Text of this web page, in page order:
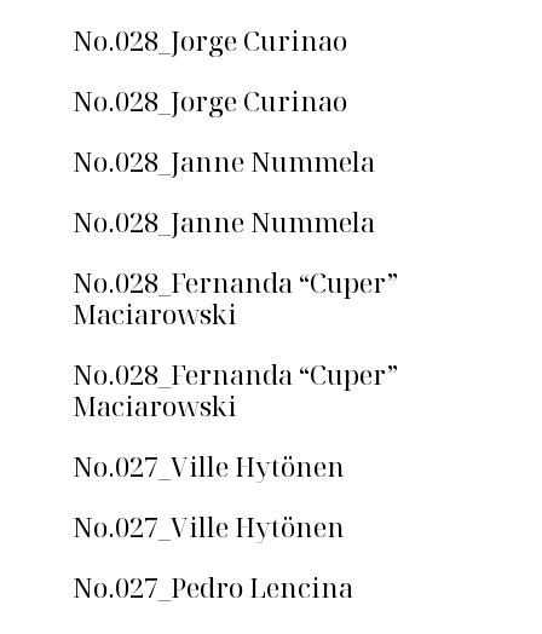
No.028_Jorge Curinao
No.028_Jorge Curinao
No.028_Janne Nummela
No.028_Janne Nummela
No.028_Fernanda “Cuper”
Maciarowski
No.028_Fernanda “Cuper”
Maciarowski
No.027_Ville Hytönen
No.027_Ville Hytönen
No.027_Pedro Lencina